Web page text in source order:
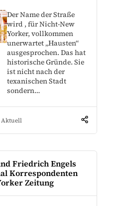
Der Name der Straße
wird , für Nicht-New
Yorker, vollkommen
unerwartet „Hausten“
ausgesprochen. Das hat
historische Gründe. Sie
ist nicht nach der
texanischen Stadt
sondern…
Aktuell
Friedrich Engels
Korrespondenten
Zeitung